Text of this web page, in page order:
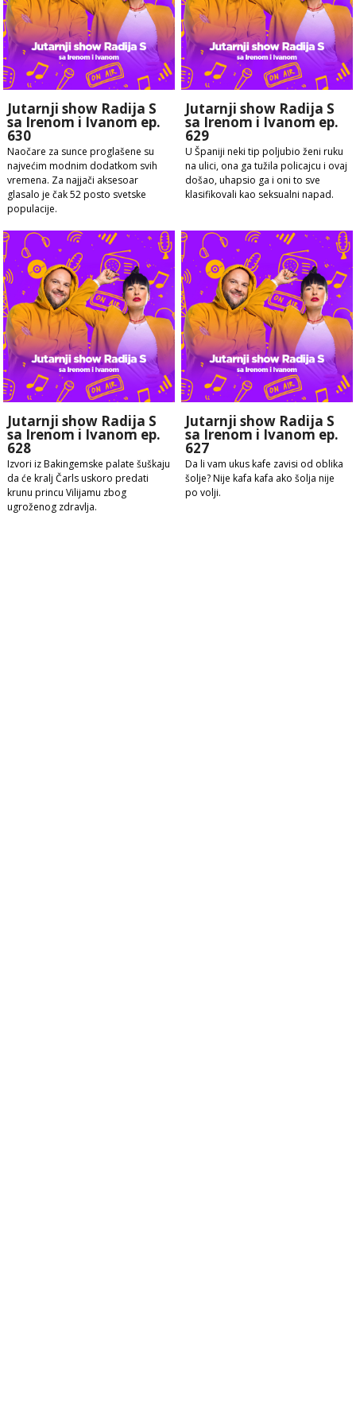
Jutarnji show Radija S
sa Irenom i Ivanom ep.
630
Naočare za sunce proglašene su
najvećim modnim dodatkom svih
vremena. Za najjači aksesoar
glasalo je čak 52 posto svetske
populacije.
Jutarnji show Radija S
sa Irenom i Ivanom ep.
629
U Španiji neki tip poljubio ženi ruku
na ulici, ona ga tužila policajcu i ovaj
došao, uhapsio ga i oni to sve
klasifikovali kao seksualni napad.
Jutarnji show Radija S
sa Irenom i Ivanom ep.
628
Izvori iz Bakingemske palate šuškaju
da će kralj Čarls uskoro predati
krunu princu Vilijamu zbog
ugroženog zdravlja.
Jutarnji show Radija S
sa Irenom i Ivanom ep.
627
Da li vam ukus kafe zavisi od oblika
šolje? Nije kafa kafa ako šolja nije
po volji.